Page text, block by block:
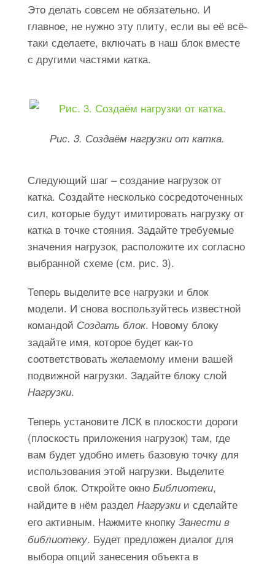
Это делать совсем не обязательно. И
главное, не нужно эту плиту, если вы её всё-
таки сделаете, включать в наш блок вместе
с другими частями катка.
Рис. 3. Создаём нагрузки от катка.
Следующий шаг – создание нагрузок от
катка. Создайте несколько сосредоточенных
сил, которые будут имитировать нагрузку от
катка в точке стояния. Задайте требуемые
значения нагрузок, расположите их согласно
выбранной схеме (см. рис. 3).
Теперь выделите все нагрузки и блок
модели. И снова воспользуйтесь известной
командой Создать блок. Новому блоку
задайте имя, которое будет как-то
соответствовать желаемому имени вашей
подвижной нагрузки. Задайте блоку слой
Нагрузки.
Теперь установите ЛСК в плоскости дороги
(плоскость приложения нагрузок) там, где
вам будет удобно иметь базовую точку для
использования этой нагрузки. Выделите
свой блок. Откройте окно Библиотеки,
найдите в нём раздел Нагрузки и сделайте
его активным. Нажмите кнопку Занести в
библиотеку. Будет предложен диалог для
выбора опций занесения объекта в